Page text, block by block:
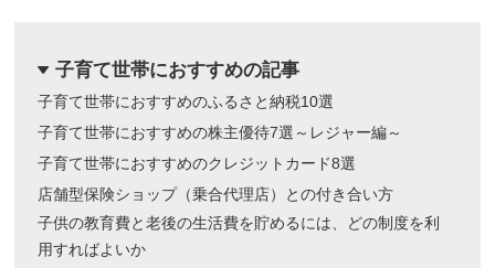
dropdown 子育て世帯におすすめの記事
子育て世帯におすすめのふるさと納税10選
子育て世帯におすすめの株主優待7選～レジャー編～
子育て世帯におすすめのクレジットカード8選
店舗型保険ショップ（乗合代理店）との付き合い方
子供の教育費と老後の生活費を貯めるには、どの制度を利
用すればよいか